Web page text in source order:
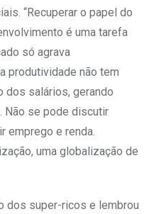
“Recuperar o papel do
é uma tarefa
só agrava
produtividade não tem
dos salários, gerando
Não se pode discutir
emprego e renda.
uma globalização de
dos super-ricos e lembrou